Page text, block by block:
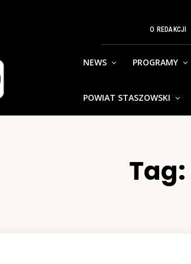
O REDAKCJI
NEWS PROGRAMY
POWIAT STASZOWSKI
Tag: